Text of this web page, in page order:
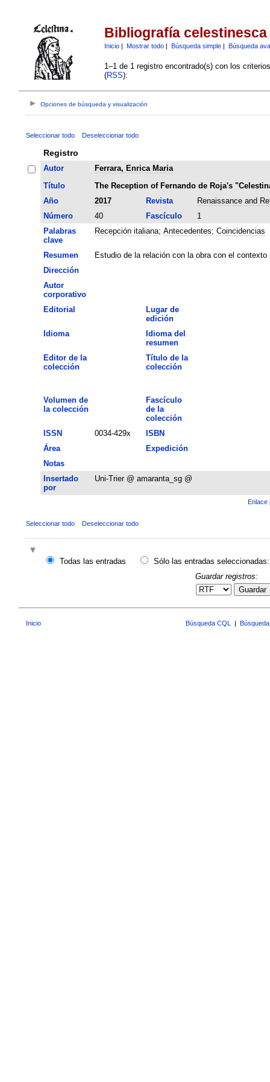
Bibliografía celestinesca
Inicio| Mostrar todo| Búsqueda simple| Búsqueda
1–1 de 1 registro encontrado(s) con los
(RSS):
Opciones de búsqueda y visualización
Seleccionar todo Deseleccionar todo
Registro
Autor
Ferrara, Enrica Maria
Título
The Reception of Fernando de Roja's
Año
2017 Revista
Renaissance and
Número
40 Fascículo
1
Palabras
clave
Recepción italiana; Antecedentes; Coincidencias
Resumen
Estudio de la relación con la obra con el
Dirección
Autor
corporativo
Editorial
Lugar de
edición
Idioma
Idioma del
resumen
Editor de la
colección
Título de la
colección
Volumen de
la colección
Fascículo
de la
colección
ISSN
0034-429x
ISBN
Área
Expedición
Notas
Insertado
por
Uni-Trier @ amaranta_sg @
Enlace
Seleccionar todo Deseleccionar todo
Todas las entradas
Sólo las entradas seleccionadas:
Guardar registros:
Guardar
Inicio Búsqueda CQL